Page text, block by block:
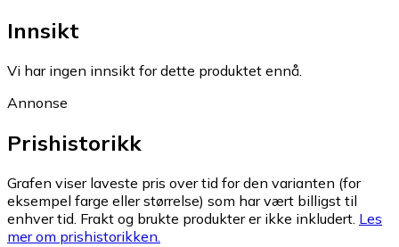
Innsikt
Vi har ingen innsikt for dette produktet ennå.
Annonse
Prishistorikk
Grafen viser laveste pris over tid for den varianten (for
eksempel farge eller størrelse) som har vært billigst til
enhver tid. Frakt og brukte produkter er ikke inkludert. Les
mer om prishistorikken.